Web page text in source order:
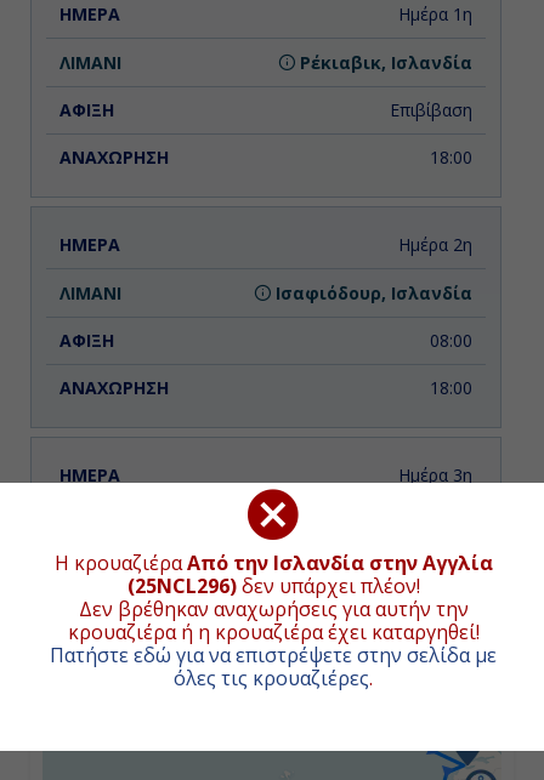
Η κρουαζιέραΑπό την Ισλανδία στην Αγγλία
(25NCL296)δεν υπάρχει πλέον!
Δεν βρέθηκαν αναχωρήσεις για αυτήν την
κρουαζιέρα ή η κρουαζιέρα έχει καταργηθεί!
Πατήστε εδώ για να επιστρέψετε στην σελίδα με
όλες τις κρουαζιέρες.
ΗΜΕΡΑ ΑΝΑΧΩΡΗΣΗ
Ημέρα 1η
Ρέκιαβικ, Ισλανδία
Επιβίβαση
18:00
Ημέρα 2η
Ισαφιόδουρ, Ισλανδία
08:00
18:00
Ημέρα 3η
Ακουρέϊρι, Ισλανδία
06:00
16:00
Εν Πλω
ΧΑΡΤΗΣ ΚΡΟΥΑΖΙΕΡΑΣ
Συνολική απόσταση κρουαζιέρας:2260ναυτικά μίλια
(4186χλμ.)
+